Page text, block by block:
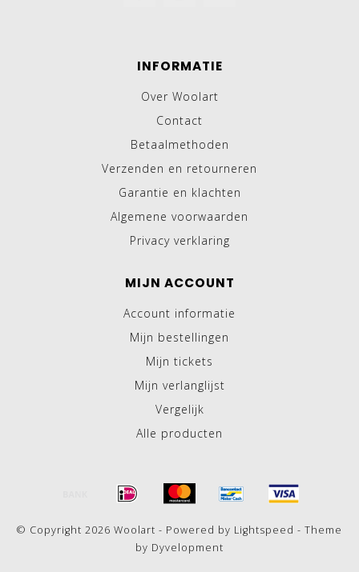
INFORMATIE
Over Woolart
Contact
Betaalmethoden
Verzenden en retourneren
Garantie en klachten
Algemene voorwaarden
Privacy verklaring
MIJN ACCOUNT
Account informatie
Mijn bestellingen
Mijn tickets
Mijn verlanglijst
Vergelijk
Alle producten
© Copyright 2026 Woolart - Powered by Lightspeed - Theme
by Dyvelopment